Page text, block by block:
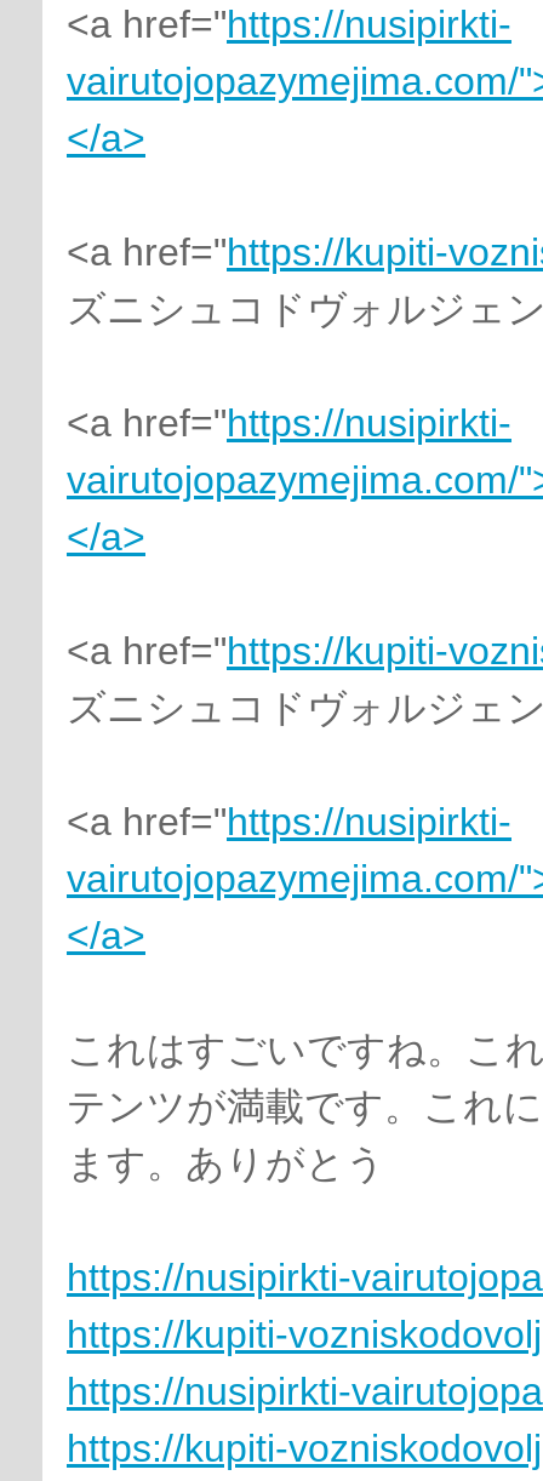
<a href="https://nusipirkti-
vairutojopazymejima.com/
</a>
<a href="https://kupiti-
ズニシュコドヴォルジェ
<a href="https://nusipirkti-
vairutojopazymejima.com/
</a>
<a href="https://kupiti-
ズニシュコドヴォルジェ
<a href="https://nusipirkti-
vairutojopazymejima.com/
</a>
これはすごいですね。こ
テンツが満載です。これ
ます。ありがとう
https://nusipirkti-
https://kupiti-
https://nusipirkti-
https://kupiti-